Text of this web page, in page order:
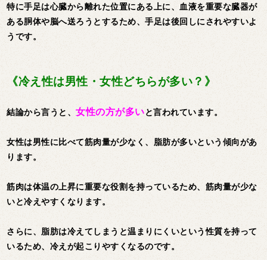
特に手足は心臓から離れた位置にある上に、血液を重要な臓器が
ある胴体や脳へ送ろうとするため、手足は後回しにされやすいよ
うです。
《冷え性は男性・女性どちらが多い？》
結論から言うと、女性の方が多いと言われています。
女性は男性に比べて筋肉量が少なく、脂肪が多いという傾向があ
ります。
筋肉は体温の上昇に重要な役割を持っているため、筋肉量が少な
いと冷えやすくなります。
さらに、脂肪は冷えてしまうと温まりにくいという性質を持って
いるため、冷えが起こりやすくなるのです。